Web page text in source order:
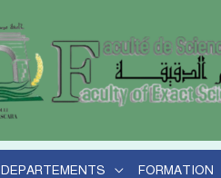
DEPARTEMENTS FORMATION